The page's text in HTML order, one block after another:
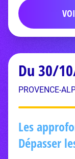
Du 30/
PROVENCE-
Les
Dépasser